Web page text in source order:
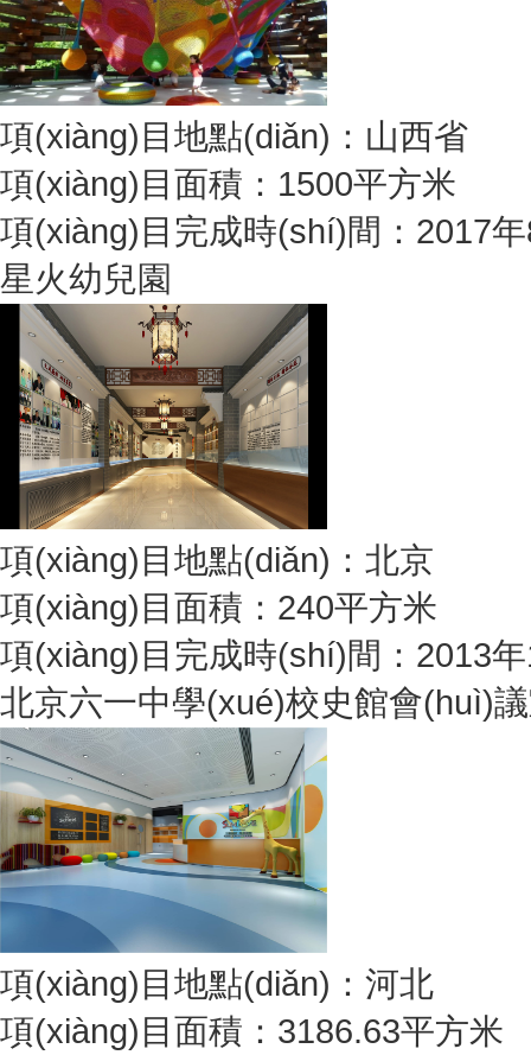
項(xiàng)目地點(diǎn)：山西省
項(xiàng)目面積：1500平方米
項(xiàng)目完成時(shí)間：2017
星火幼兒園
項(xiàng)目地點(diǎn)：北京
項(xiàng)目面積：240平方米
項(xiàng)目完成時(shí)間：2013
北京六一中學(xué)校史館會(huì)
項(xiàng)目地點(diǎn)：河北
項(xiàng)目面積：3186.63平方米